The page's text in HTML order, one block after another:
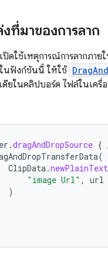
ที่มาของการลาก
ปิดใช้เหตุการณ์การลากภา
ในฟังก์ชันนี้ ให้ใช้
ดียในคลิปบอร์ด ไฟล์ในเค
.dragAndDropSource {
(
ClipData.newPlainText
"image Url" ,
url
)